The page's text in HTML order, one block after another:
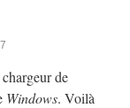
de
Windows. Voilà